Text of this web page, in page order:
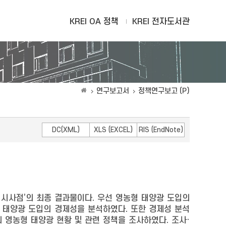
KREI OA 정책 KREI 전자도서관
연구보고서 정책연구보고 (P)
DC(XML) XLS (EXCEL) RIS (EndNote)
사점’의 최종 결과물이다. 우선 영농형 태양광 도입의
양광 도입의 경제성을 분석하였다. 또한 경제성 분석
영농형 태양광 현황 및 관련 정책을 조사하였다. 조사·